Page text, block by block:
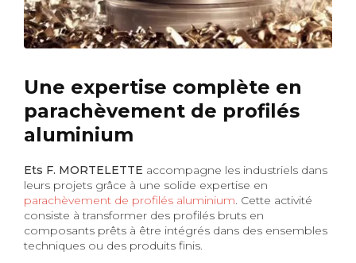
Une expertise complète en
parachèvement de profilés
aluminium
Ets F. MORTELETTE accompagne les industriels dans
leurs projets grâce à une solide expertise en
parachèvement de profilés aluminium. Cette activité
consiste à transformer des profilés bruts en
composants prêts à être intégrés dans des ensembles
techniques ou des produits finis.